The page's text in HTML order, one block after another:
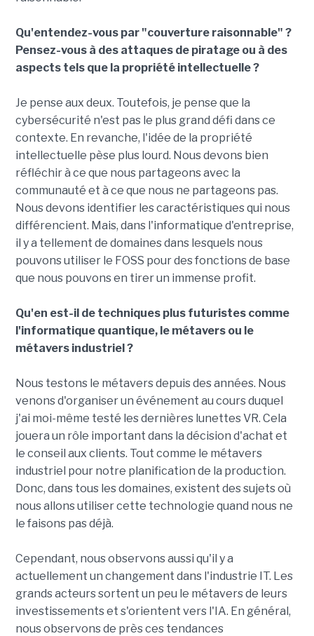
Qu'entendez-vous par "couverture raisonnable" ?
Pensez-vous à des attaques de piratage ou à des
aspects tels que la propriété intellectuelle ?
Je pense aux deux. Toutefois, je pense que la
cybersécurité n'est pas le plus grand défi dans ce
contexte. En revanche, l'idée de la propriété
intellectuelle pèse plus lourd. Nous devons bien
réfléchir à ce que nous partageons avec la
communauté et à ce que nous ne partageons pas.
Nous devons identifier les caractéristiques qui nous
différencient. Mais, dans l'informatique d'entreprise,
il y a tellement de domaines dans lesquels nous
pouvons utiliser le FOSS pour des fonctions de base
que nous pouvons en tirer un immense profit.
Qu'en est-il de techniques plus futuristes comme
l'informatique quantique, le métavers ou le
métavers industriel ?
Nous testons le métavers depuis des années. Nous
venons d'organiser un événement au cours duquel
j'ai moi-même testé les dernières lunettes VR. Cela
jouera un rôle important dans la décision d'achat et
le conseil aux clients. Tout comme le métavers
industriel pour notre planification de la production.
Donc, dans tous les domaines, existent des sujets où
nous allons utiliser cette technologie quand nous ne
le faisons pas déjà.
Cependant, nous observons aussi qu'il y a
actuellement un changement dans l'industrie IT. Les
grands acteurs sortent un peu le métavers de leurs
investissements et s'orientent vers l'IA. En général,
nous observons de près ces tendances